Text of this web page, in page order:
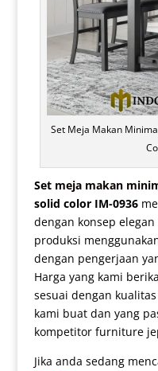
Set Meja Makan
Set meja makan
solid color IM-0936
dengan konsep
produksi
dengan pengerjaan
Harga yang kami
sesuai dengan
kami buat dan yang
kompetitor furniture
Jika anda sedang